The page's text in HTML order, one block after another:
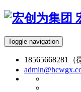
Toggle navigation
18565668281（